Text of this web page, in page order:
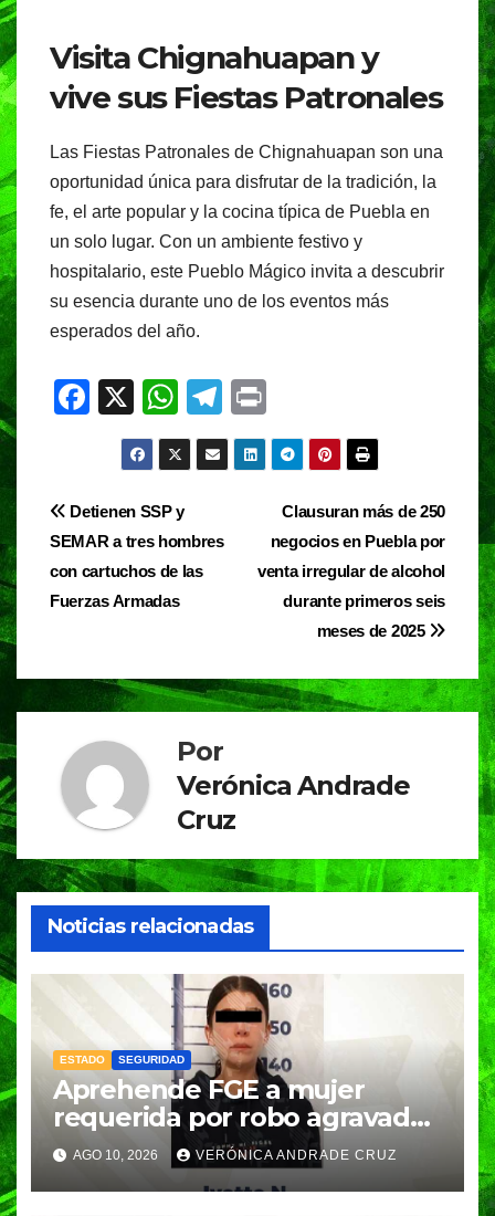
Visita Chignahuapan y
vive sus Fiestas Patronales
Las Fiestas Patronales de Chignahuapan son una
oportunidad única para disfrutar de la tradición, la
fe, el arte popular y la cocina típica de Puebla en
un solo lugar. Con un ambiente festivo y
hospitalario, este Pueblo Mágico invita a descubrir
su esencia durante uno de los eventos más
esperados del año.
F
e
b
o
o
X
W
h
at
s
A
p
p
T
el
e
a
in
t
Navegación
de
entradas
Clausuran más de 250
negocios en Puebla por
venta irregular de alcohol
durante primeros seis
meses de 2025
Detienen SSP y
SEMAR a tres hombres
con cartuchos de las
Fuerzas Armadas
Por
Verónica Andrade
Cruz
Noticias relacionadas
ESTADO SEGURIDAD
Aprehende FGE a mujer
requerida por robo agravado
en Ciudad de México
AGO 10, 2026 VERÓNICA ANDRADE CRUZ